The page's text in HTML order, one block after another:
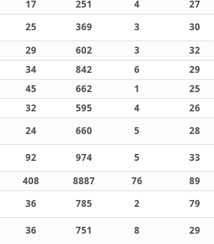
17 251 4
27
25 369 3
30
29 602 3
32
34 842 6
29
45 662 1
25
32 595 4
26
24 660 5
28
92 974 5
33
408 8887 76
89
36 785 2
79
36 751 8
29